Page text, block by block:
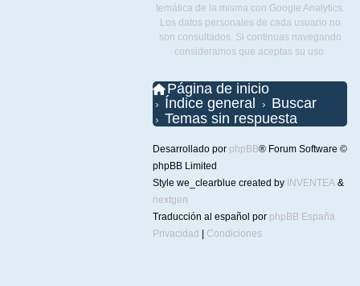
temática de la misma con Google Analytics.
Los datos personales de cada usuario no
son consultados. Si continuas navegando
consideramos que aceptas su uso.
Página de inicio
Índice general
Buscar
Temas sin respuesta
Desarrollado por phpBB® Forum Software ©
phpBB Limited
Style we_clearblue created by INVENTEA &
nextgen
Traducción al español por phpBB España
Privacidad
Condiciones